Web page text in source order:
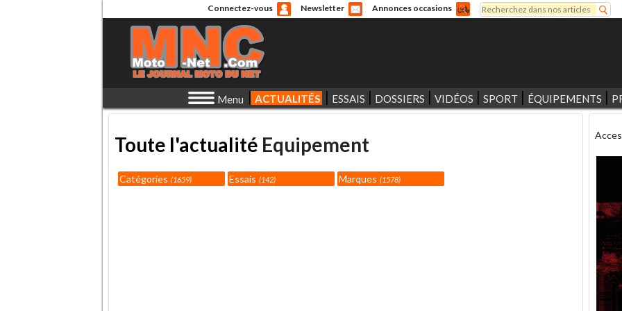
Connectez-vous Newsletter Annonces occasions
Formulaire de recherche
Rechercher
Menu ACTUALITÉS ESSAIS DOSSIERS VIDÉOS SPORT ÉQUIPEMENTS
Toute l'actualité Equipement
Catégories 1659 Essais 142 Marques 1578